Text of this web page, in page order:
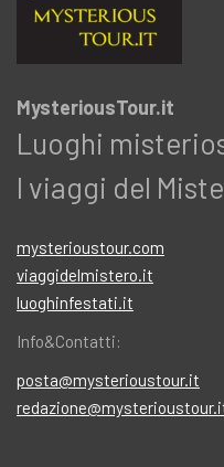
MysteriousTour.it
Luoghi
I viaggi del
mysterioustour.com
viaggidelmistero.it
luoghinfestati.it
Info&Contatti:
posta@mysterioustour.it